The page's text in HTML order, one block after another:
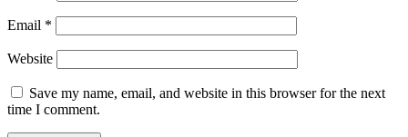
Email *
Website
Save my name, email, and website in this browser for the next
time I comment.